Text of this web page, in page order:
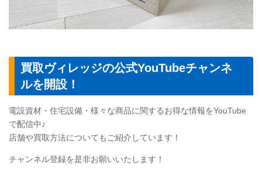
買取ヴィレッジの公式YouTubeチャンネ
ルを開設！
電設資材・住宅設備・様々な商品に関するお得な情報をYouTube
で配信中♪
店舗や買取方法についてもご紹介しています！
チャンネル登録を是非お願いいたします！